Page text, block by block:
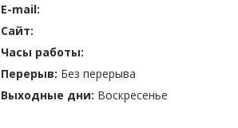
E-mail:
Сайт:
Часы работы:
Перерыв: Без перерыва
Выходные дни: Воскресенье